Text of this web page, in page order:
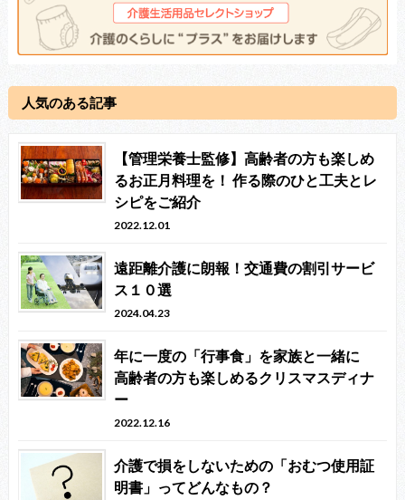
人気のある記事
【管理栄養士監修】高齢者の方も楽しめ
るお正月料理を！ 作る際のひと工夫とレ
シピをご紹介
2022.12.01
遠距離介護に朗報！交通費の割引サービ
ス１０選
2024.04.23
年に一度の「行事食」を家族と一緒に
高齢者の方も楽しめるクリスマスディナ
ー
2022.12.16
介護で損をしないための「おむつ使用証
明書」ってどんなもの？